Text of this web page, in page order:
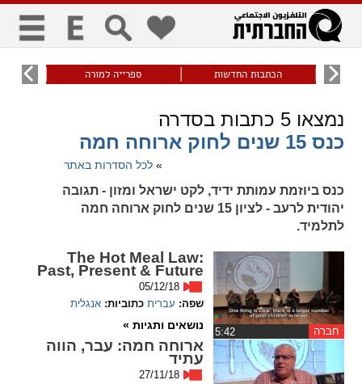
כללי
visibility_off
ביטול הבהובים ניווט מקלדת
גופנים
remove_circle_outline
Decrease font
Increase font
הכתבות החדשות ספרייה למורה עוני
נמצאו5 כתבות בסדרה
כנס 15 שנים לחוק ארוחה חמה
»לכל הסדרות באתר
כנס ביוזמת עמותת ידיד, לקט ישראל ומזון - תגובה
יהודית לרעב - לציון 15 שנים לחוק ארוחה חמה
לתלמיד.
חברה
The Hot Meal Law:
Past, Present & Future
05/12/18
שפה: עברית כתוביות: אנגלית
נושאים ותגיות »
ארוחה חמה: עבר, הווה
עתיד
27/11/18